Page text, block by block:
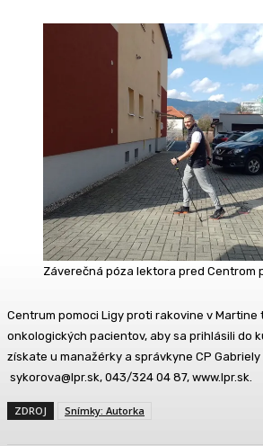
Záverečná póza lektora pred Centrom
Centrum pomoci Ligy proti rakovine v Martine
onkologických pacientov, aby sa prihlásili do
získate u manažérky a správkyne CP Gabriely
sykorova@lpr.sk, 043/324 04 87, www.lpr.sk.
ZDROJ Snímky: Autorka